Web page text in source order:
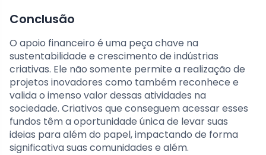
Conclusão
O apoio financeiro é uma peça chave na
sustentabilidade e crescimento de indústrias
criativas. Ele não somente permite a realização de
projetos inovadores como também reconhece e
valida o imenso valor dessas atividades na
sociedade. Criativos que conseguem acessar esses
fundos têm a oportunidade única de levar suas
ideias para além do papel, impactando de forma
significativa suas comunidades e além.